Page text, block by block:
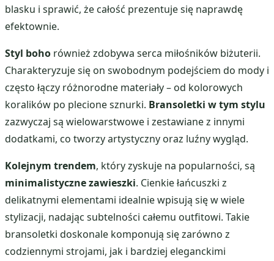
blasku i sprawić, że całość prezentuje się naprawdę
efektownie.
Styl boho również zdobywa serca miłośników biżuterii.
Charakteryzuje się on swobodnym podejściem do mody i
często łączy różnorodne materiały – od kolorowych
koralików po plecione sznurki. Bransoletki w tym stylu
zazwyczaj są wielowarstwowe i zestawiane z innymi
dodatkami, co tworzy artystyczny oraz luźny wygląd.
Kolejnym trendem, który zyskuje na popularności, są
minimalistyczne zawieszki. Cienkie łańcuszki z
delikatnymi elementami idealnie wpisują się w wiele
stylizacji, nadając subtelności całemu outfitowi. Takie
bransoletki doskonale komponują się zarówno z
codziennymi strojami, jak i bardziej eleganckimi